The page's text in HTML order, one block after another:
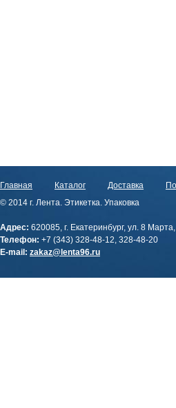
Главная Каталог Доставка
© 2014 г. Лента. Этикетка. Упаковка
Адрес: 620085, г. Екатеринбург, ул. 8
Телефон: +7 (343) 328-48-12, 328-48-20
E-mail: zakaz@lenta96.ru